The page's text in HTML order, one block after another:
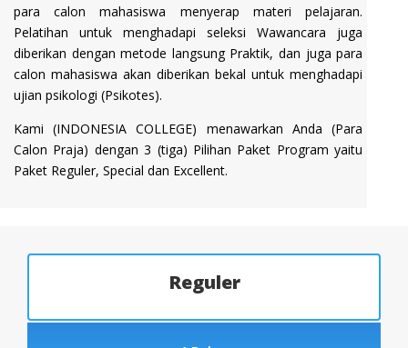
para calon mahasiswa menyerap materi pelajaran.
Pelatihan untuk menghadapi seleksi Wawancara juga
diberikan dengan metode langsung Praktik, dan juga para
calon mahasiswa akan diberikan bekal untuk menghadapi
ujian psikologi (Psikotes).
Kami (INDONESIA COLLEGE) menawarkan Anda (Para
Calon Praja) dengan 3 (tiga) Pilihan Paket Program yaitu
Paket Reguler, Special dan Excellent.
Reguler